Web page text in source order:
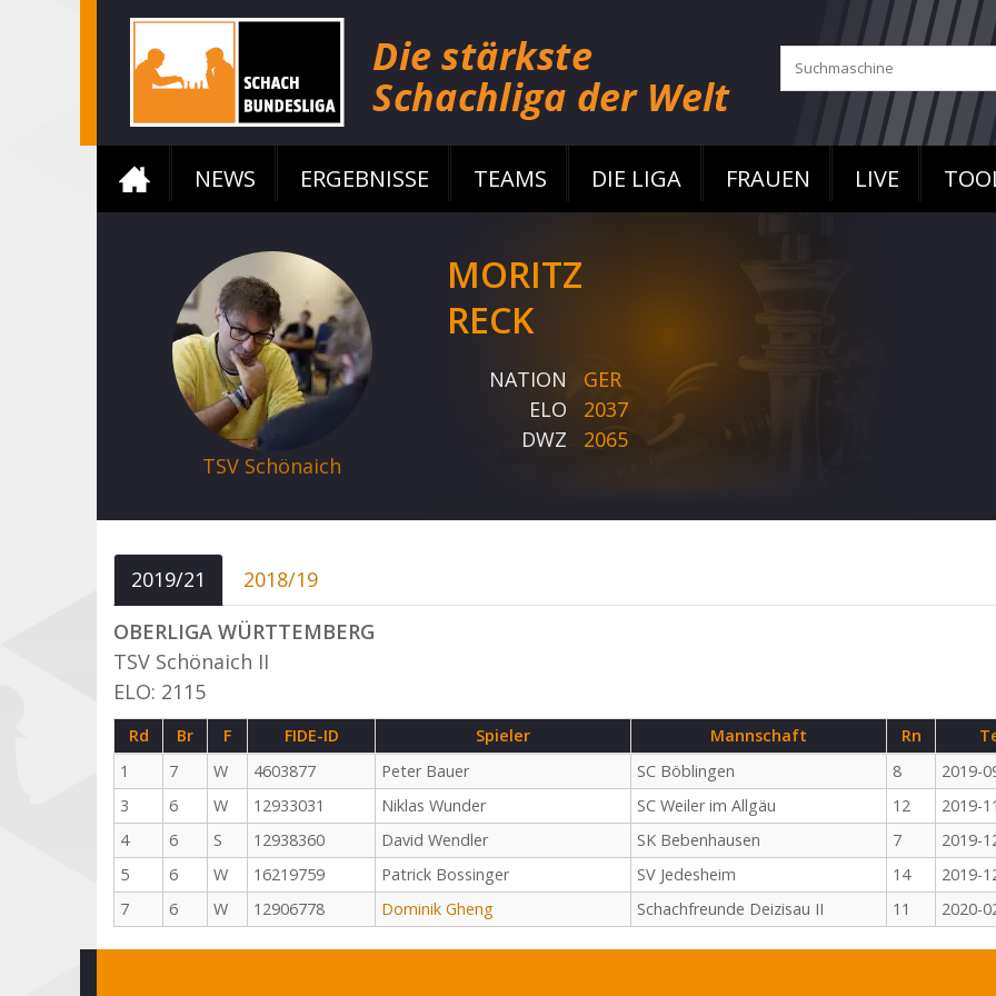
NEWS ERGEBNISSE TEAMS DIE LIGA FRAUEN LIVE
TSV Schönaich
MORITZ
RECK
NATION
GER
ELO
2037
DWZ
2065
2019/21
2018/19
OBERLIGA WÜRTTEMBERG
TSV Schönaich II
ELO: 2115
Rd Br F FIDE-ID Spieler Mannschaft Rn
1
7 W 4603877 Peter Bauer SC Böblingen 8
2019-
3
6 W 12933031 Niklas Wunder SC Weiler im Allgäu 12
2019-
4
6 S 12938360 David Wendler SK Bebenhausen 7
2019-
5
6 W 16219759 Patrick Bossinger SV Jedesheim 14
2019-
7
6 W 12906778 Dominik Gheng Schachfreunde Deizisau II 11 2020-